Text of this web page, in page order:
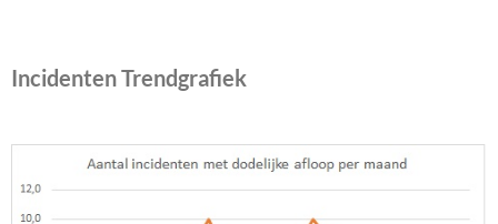
Incidenten Trendgrafiek